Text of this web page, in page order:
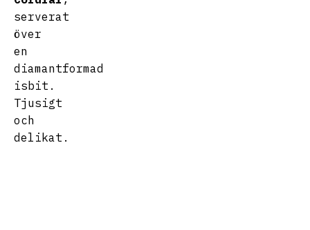
serverat
över
en
diamantformad
isbit.
Tjusigt
och
delikat.